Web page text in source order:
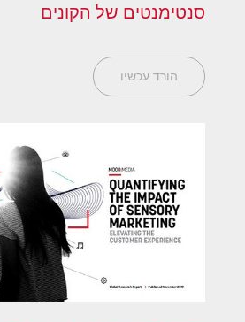
סנטימנטים של הקונים
הורד עכשיו